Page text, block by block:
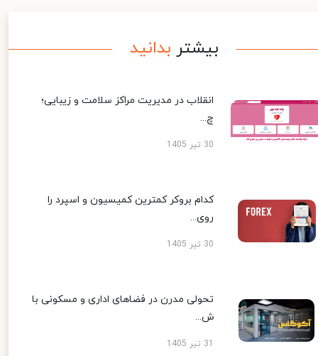
بیشتر بدانید
انقلاب در مدیریت مراکز سلامت و زیبایی؛
چ...
30 تیر 1405
کدام بروکر کمترین کمیسیون و اسپرد را
روی...
30 تیر 1405
تحولی مدرن در فضاهای اداری و مسکونی با
ش...